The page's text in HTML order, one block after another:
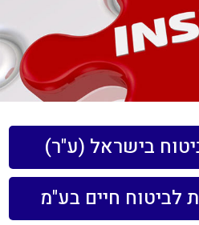
בישראל (ע"ר)
לביטוח חיים בע"מ